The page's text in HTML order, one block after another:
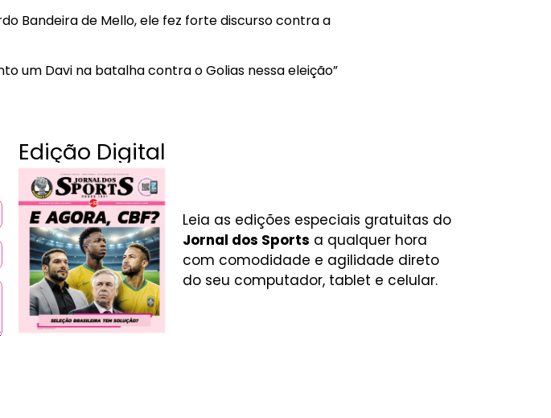
Bandeira de Mello, ele fez forte discurso contra a
um Davi na batalha contra o Golias nessa eleição”
Edição Digital
Leia as edições especiais gratuitas do
Jornal dos Sports a qualquer hora
com comodidade e agilidade direto
do seu computador, tablet e celular.